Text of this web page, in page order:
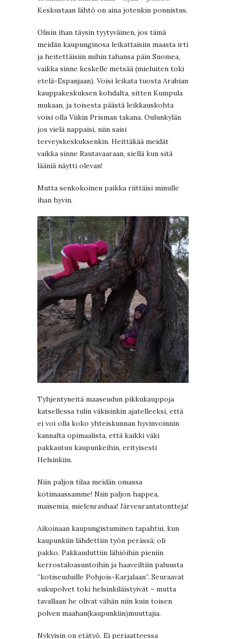
Keskustaan lähtö on aina jotenkin ponnistus.
Olisin ihan täysin tyytyväinen, jos tämä
meidän kaupunginosa leikattaisiin maasta irti
ja heitettäisiin mihin tahansa päin Suomea,
vaikka sinne keskelle metsää (mieluiten toki
etelä-Espanjaan). Voisi leikata tuosta Arabian
kauppakeskuksen kohdalta, sitten Kumpula
mukaan, ja toisesta päästä leikkauskohta
voisi olla Viikin Prisman takana. Oulunkylän
jos vielä nappaisi, niin saisi
terveyskeskuksenkin. Heittäkää meidät
vaikka sinne Rautavaaraan, siellä kun sitä
lääniä näytti olevan!
Mutta senkokoinen paikka riittäisi minulle
ihan hyvin.
Tyhjentyneitä maaseudun pikkukauppoja
katsellessa tulin väkisinkin ajatelleeksi, että
ei voi olla koko yhteiskunnan hyvinvoinnin
kannalta opimaalista, että kaikki väki
pakkautuu kaupunkeihin, erityisesti
Helsinkiin.
Niin paljon tilaa meidän omassa
kotimaassamme! Niin paljon happea,
maisemia, mielenrauhaa! Järvenrantatontteja!
Aikoinaan kaupungistuminen tapahtui, kun
kaupunkiin lähdettiin työn perässä; oli
pakko. Pakkauduttiin lähiöihin pieniin
kerrostaloasuntoihin ja haaveiltiin paluusta
”kotiseuduille Pohjois-Karjalaan”. Seuraavat
sukupolvet toki helsinkiläistyivät – mutta
tavallaan he olivat vähän niin kuin toisen
polven maahan(kaupunkiin)muuttajia.
Nykyisin on etätyö. Ei periaatteessa